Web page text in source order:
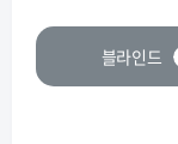
블라인드